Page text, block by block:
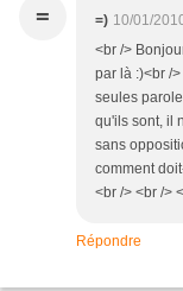
= =) 10/01/
<br />
par là :)<br /
seules
qu'ils sont, il
sans
comment
<br /> <br />
Répondre